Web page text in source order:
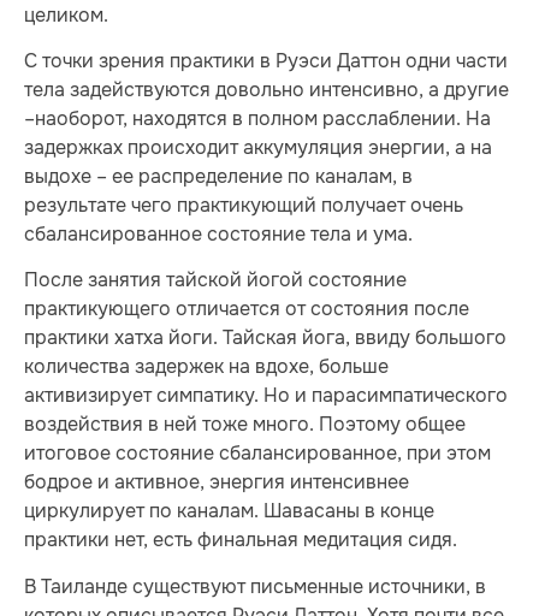
целиком.
С точки зрения практики в Руэси Даттон одни части
тела задействуются довольно интенсивно, а другие
–наоборот, находятся в полном расслаблении. На
задержках происходит аккумуляция энергии, а на
выдохе – ее распределение по каналам, в
результате чего практикующий получает очень
сбалансированное состояние тела и ума.
После занятия тайской йогой состояние
практикующего отличается от состояния после
практики хатха йоги. Тайская йога, ввиду большого
количества задержек на вдохе, больше
активизирует симпатику. Но и парасимпатического
воздействия в ней тоже много. Поэтому общее
итоговое состояние сбалансированное, при этом
бодрое и активное, энергия интенсивнее
циркулирует по каналам. Шавасаны в конце
практики нет, есть финальная медитация сидя.
В Таиланде существуют письменные источники, в